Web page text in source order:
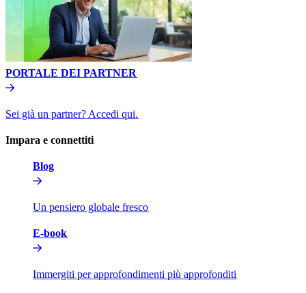
PORTALE DEI PARTNER​​
Sei già un partner? Accedi qui.​​
Impara e connettiti​​
Blog​​
Un pensiero globale fresco​​
E-book​​
Immergiti per approfondimenti più approfonditi​​